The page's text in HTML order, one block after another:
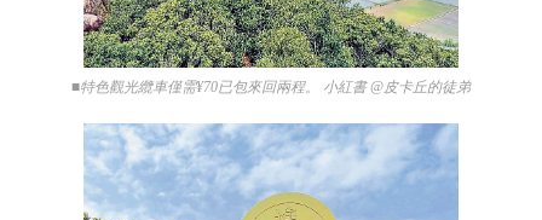
■特色觀光纜車僅需¥70已包來回兩程。 小紅書 @皮卡丘的徒弟